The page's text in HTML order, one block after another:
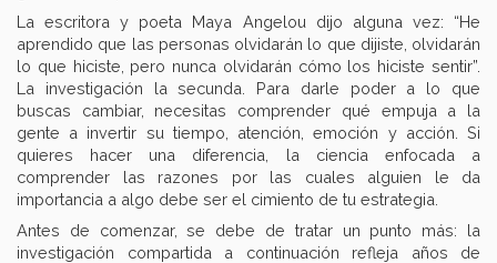
La escritora y poeta Maya Angelou dijo alguna vez: “He
aprendido que las personas olvidarán lo que dijiste, olvidarán
lo que hiciste, pero nunca olvidarán cómo los hiciste sentir”.
La investigación la secunda. Para darle poder a lo que
buscas cambiar, necesitas comprender qué empuja a la
gente a invertir su tiempo, atención, emoción y acción. Si
quieres hacer una diferencia, la ciencia enfocada a
comprender las razones por las cuales alguien le da
importancia a algo debe ser el cimiento de tu estrategia.
Antes de comenzar, se debe de tratar un punto más: la
investigación compartida a continuación refleja años de